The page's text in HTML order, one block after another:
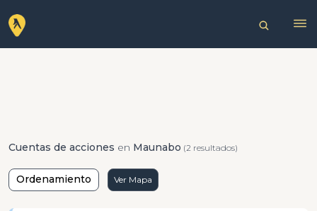
Cuentas de acciones en Maunabo (2 resultados)
Ordenamiento Ver Mapa